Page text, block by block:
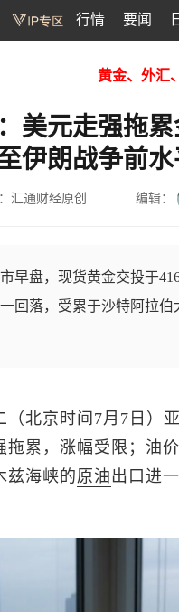
行情 要闻
黄金、外汇
美元走强拖
伊朗战争前水
汇通财经原创 编辑：
早盘，现货黄金交投于
回落，受累于沙特阿拉
（北京时间7月7日）
拖累，涨幅受限；油
兹海峡的原油出口进